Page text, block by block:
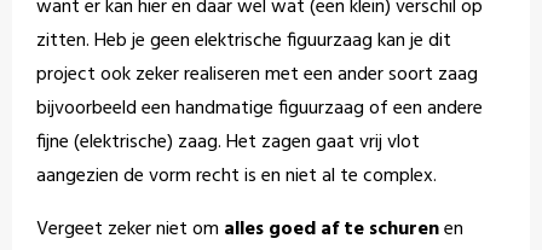
want er kan hier en daar wel wat (een klein) verschil op
zitten. Heb je geen elektrische figuurzaag kan je dit
project ook zeker realiseren met een ander soort zaag
bijvoorbeeld een handmatige figuurzaag of een andere
fijne (elektrische) zaag. Het zagen gaat vrij vlot
aangezien de vorm recht is en niet al te complex.
Vergeet zeker niet om alles goed af te schurenen